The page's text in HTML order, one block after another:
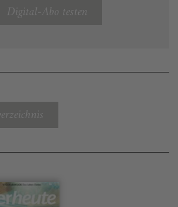
Digital-Abo testen